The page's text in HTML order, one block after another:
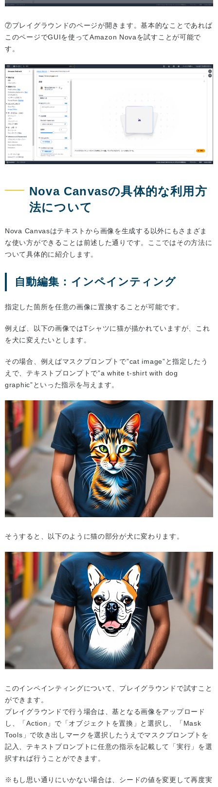
⑦プレイグラウンドのページが開きます。基本的なことであれば
このページでGUIを使ってAmazon Novaを試すことが可能で
す。
Nova Canvasの具体的な利用方
法について
Nova Canvasはテキストから画像を生成する以外にもさまざま
な使い方ができることは前述した通りです。ここではその方法に
ついて具体的に紹介します。
自動編集：インペインティング
指定した箇所を任意の画像に置換することが可能です。
例えば、以下の画像ではTシャツに猫が描かれていますが、これ
を犬に変えたいとします。
その場合、例えばマスクプロンプトで”cat image”と指定したう
えで、テキストプロンプトで”a white t-shirt with dog
graphic”といった指示を与えます。
そうすると、以下のように猫の部分が犬に変わります。
このインペインティングについて、プレイグラウンドで試すこと
ができます。
プレイグラウンドで行う場合は、基となる画像をアップロード
し、「Action」で「オブジェクトを置換」と選択し、「Mask
Tools」で吹き出しマークを選択したうえでマスクプロンプトを
記入、テキストプロンプトに任意の指示を記載して「実行」を選
択すれば行うことができます。
※もし思い通りにいかない場合は、シードの値を変更して再度実